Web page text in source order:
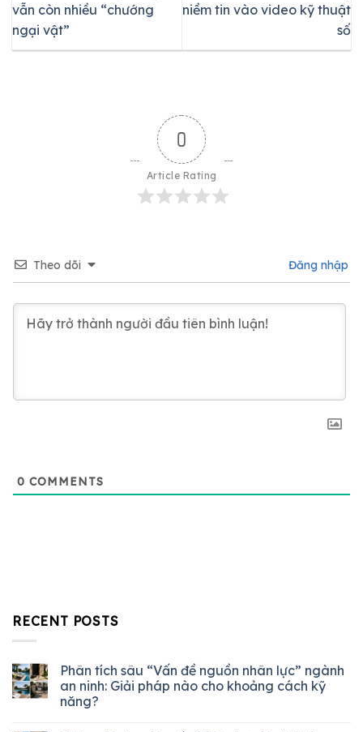
vẫn còn nhiều “chướng
ngại vật”
niềm tin vào video kỹ thuật
số
0
Article Rating
Theo dõi Đăng nhập
0 COMMENTS
RECENT POSTS
Phân tích sâu “Vấn đề nguồn nhân lực” ngành
an ninh: Giải pháp nào cho khoảng cách kỹ
năng?